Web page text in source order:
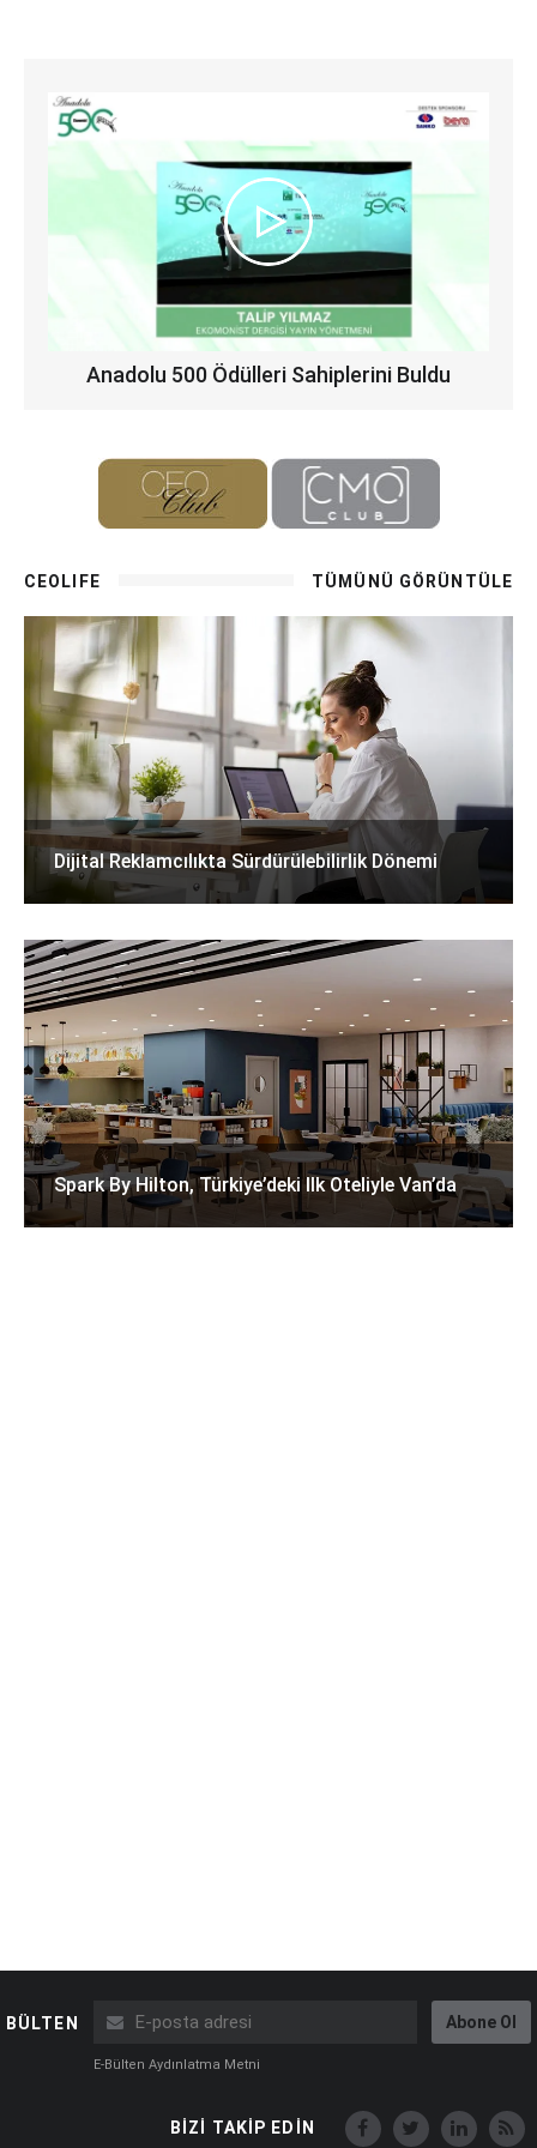
Anadolu 500 Ödülleri Sahiplerini Buldu
CEOLIFE TÜMÜNÜ GÖRÜNTÜLE
Dijital Reklamcılıkta Sürdürülebilirlik Dönemi
Spark By Hilton, Türkiye’deki Ilk Oteliyle Van’da
BÜLTEN Abone Ol
E-Bülten Aydınlatma Metni
BİZİ TAKİP EDİN